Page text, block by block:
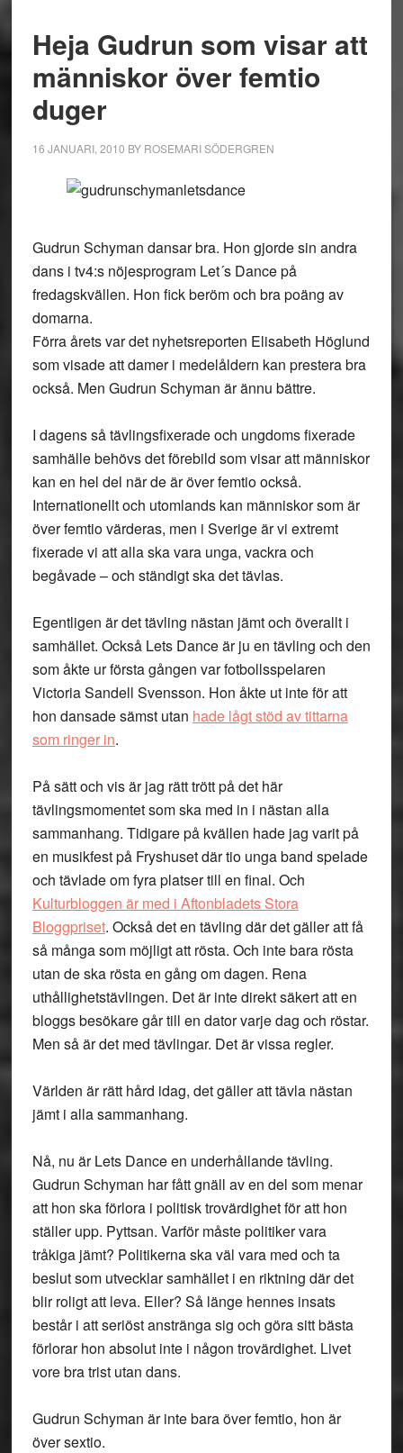
Heja Gudrun som visar att
människor över femtio
duger
16 JANUARI, 2010 BY ROSEMARI SÖDERGREN
Gudrun Schyman dansar bra. Hon gjorde sin andra
dans i tv4:s nöjesprogram Let´s Dance på
fredagskvällen. Hon fick beröm och bra poäng av
domarna.
Förra årets var det nyhetsreporten Elisabeth Höglund
som visade att damer i medelåldern kan prestera bra
också. Men Gudrun Schyman är ännu bättre.
I dagens så tävlingsfixerade och ungdoms fixerade
samhälle behövs det förebild som visar att människor
kan en hel del när de är över femtio också.
Internationellt och utomlands kan människor som är
över femtio värderas, men i Sverige är vi extremt
fixerade vi att alla ska vara unga, vackra och
begåvade – och ständigt ska det tävlas.
Egentligen är det tävling nästan jämt och överallt i
samhället. Också Lets Dance är ju en tävling och den
som åkte ur första gången var fotbollsspelaren
Victoria Sandell Svensson. Hon åkte ut inte för att
hon dansade sämst utan hade lågt stöd av tittarna
som ringer in.
På sätt och vis är jag rätt trött på det här
tävlingsmomentet som ska med in i nästan alla
sammanhang. Tidigare på kvällen hade jag varit på
en musikfest på Fryshuset där tio unga band spelade
och tävlade om fyra platser till en final. Och
Kulturbloggen är med i Aftonbladets Stora
Bloggpriset. Också det en tävling där det gäller att få
så många som möjligt att rösta. Och inte bara rösta
utan de ska rösta en gång om dagen. Rena
uthållighetstävlingen. Det är inte direkt säkert att en
bloggs besökare går till en dator varje dag och röstar.
Men så är det med tävlingar. Det är vissa regler.
Världen är rätt hård idag, det gäller att tävla nästan
jämt i alla sammanhang.
Nå, nu är Lets Dance en underhållande tävling.
Gudrun Schyman har fått gnäll av en del som menar
att hon ska förlora i politisk trovärdighet för att hon
ställer upp. Pyttsan. Varför måste politiker vara
tråkiga jämt? Politikerna ska väl vara med och ta
beslut som utvecklar samhället i en riktning där det
blir roligt att leva. Eller? Så länge hennes insats
består i att seriöst anstränga sig och göra sitt bästa
förlorar hon absolut inte i någon trovärdighet. Livet
vore bra trist utan dans.
Gudrun Schyman är inte bara över femtio, hon är
över sextio.